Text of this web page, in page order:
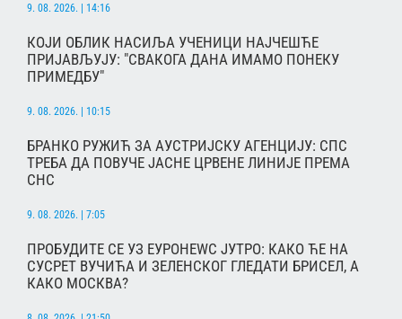
9. 08. 2026. | 14:16
КОЈИ ОБЛИК НАСИЉА УЧЕНИЦИ НАЈЧЕШЋЕ
ПРИЈАВЉУЈУ: "СВАКОГА ДАНА ИМАМО ПОНЕКУ
ПРИМЕДБУ"
9. 08. 2026. | 10:15
БРАНКО РУЖИЋ ЗА АУСТРИЈСКУ АГЕНЦИЈУ: СПС
ТРЕБА ДА ПОВУЧЕ ЈАСНЕ ЦРВЕНЕ ЛИНИЈЕ ПРЕМА
СНС
9. 08. 2026. | 7:05
ПРОБУДИТЕ СЕ УЗ ЕУРОНЕWС ЈУТРО: КАКО ЋЕ НА
СУСРЕТ ВУЧИЋА И ЗЕЛЕНСКОГ ГЛЕДАТИ БРИСЕЛ, А
КАКО МОСКВА?